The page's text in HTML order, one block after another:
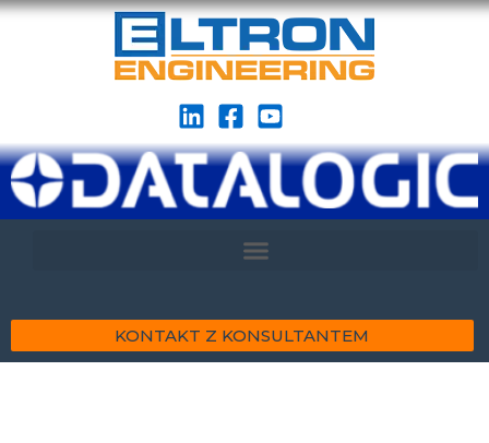
KONTAKT Z KONSULTANTEM